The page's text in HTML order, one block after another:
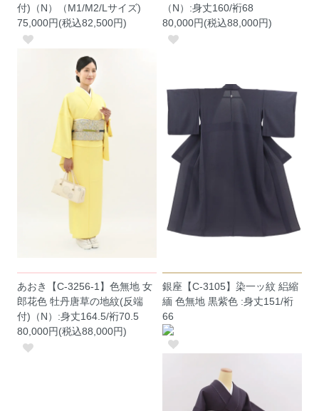
付)（N）（M1/M2/Lサイズ)
75,000円(税込82,500円)
（N）:身丈160/裄68
80,000円(税込88,000円)
あおき【C-3256-1】色無地 女
郎花色 牡丹唐草の地紋(反端
付)（N）:身丈164.5/裄70.5
80,000円(税込88,000円)
銀座【C-3105】染一ッ紋 絽縮
緬 色無地 黒紫色 :身丈151/裄
66